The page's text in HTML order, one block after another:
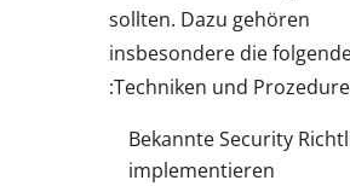
sollten. Dazu gehören
insbesondere die
Techniken und
Bekannte Security
implementieren